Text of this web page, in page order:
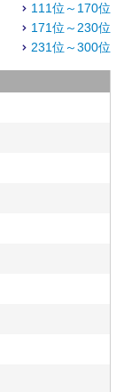
111位～170位
171位～230位
231位～300位